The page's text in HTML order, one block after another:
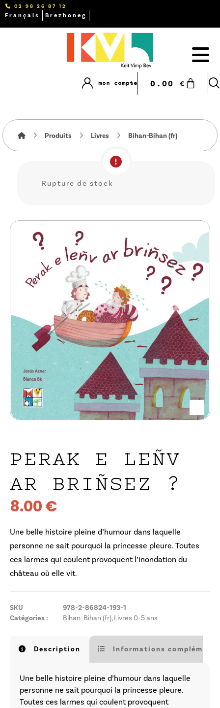
Français Brezhoneg
02 98 26 87 12
0.00 €
mon compte
Produits Livres Bihan-Bihan (fr)
Rupture de stock
PERAK E LEÑV
AR BRIÑSEZ ?
8.00€
Une belle histoire pleine d’humour dans laquelle
personne ne sait pourquoi la princesse pleure. Toutes
ces larmes qui coulent provoquent l’inondation du
château où elle vit.
SKU
978-2-86824-193-1
Catégories :
Bihan-Bihan (fr),Livres 0-5 ans
Description Informations
Une belle histoire pleine d’humour dans laquelle
personne ne sait pourquoi la princesse pleure.
Toutes ces larmes qui coulent provoquent